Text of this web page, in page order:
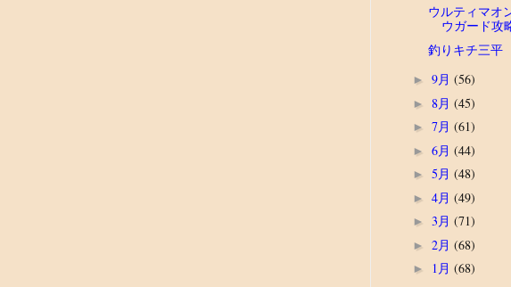
ウルティマオ
ウガード攻
釣りキチ三平
► 9月 (56)
► 8月 (45)
► 7月 (61)
► 6月 (44)
► 5月 (48)
► 4月 (49)
► 3月 (71)
► 2月 (68)
► 1月 (68)